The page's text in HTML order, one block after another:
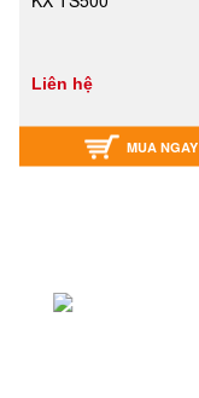
Liên hệ
MUA NGAY